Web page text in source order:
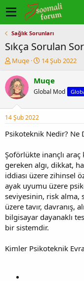
Sağlık Sorunları
Sıkça Sorulan
K
n
u
y
b
a
ş
t
a
n
Muqe
B
ş
a
ç
r
i
h
i
14 Şub 2022
Muqe
Global Mod
14 Şub 2022
Psikoteknik Nedir? Ne
Şoförlükte inançlı
gereken algı, dikkat,
iddiası üzere zihinsel
ayak uyumu üzere
seviyesinin, risk alma,
üzere tavır, davranış,
bilgisayar dayanaklı
bir sistemdir.
Kimler Psikoteknik